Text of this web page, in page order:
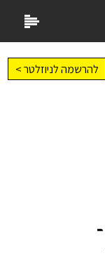
להרשמה לניוזלטר >